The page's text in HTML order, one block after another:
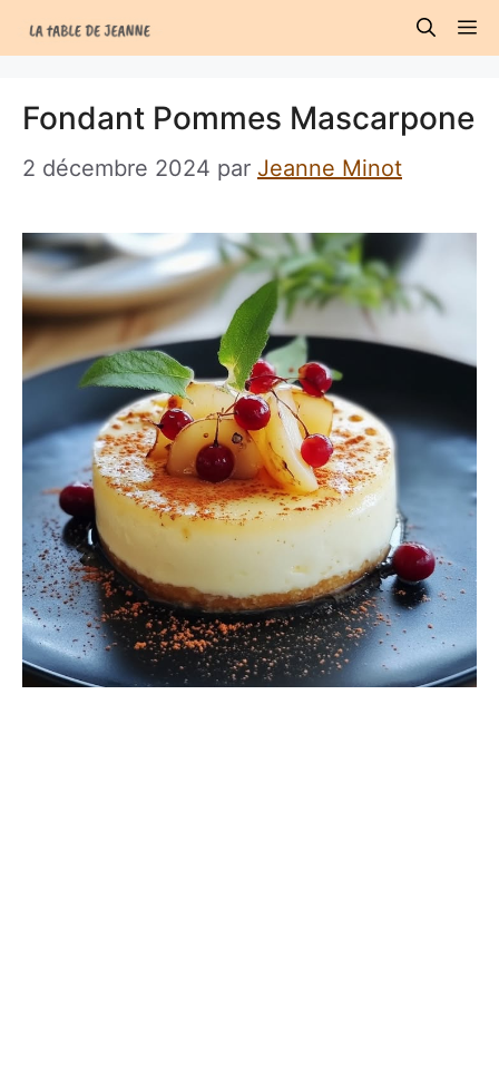
au
Fondant Pommes Mascarpone
2 décembre 2024 par Jeanne Minot